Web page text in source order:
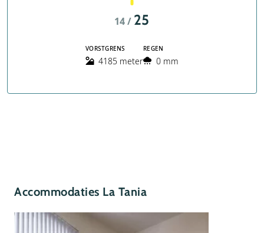
14 / 25
VORSTGRENS
4185 meter
REGEN
0 mm
Accommodaties La Tania